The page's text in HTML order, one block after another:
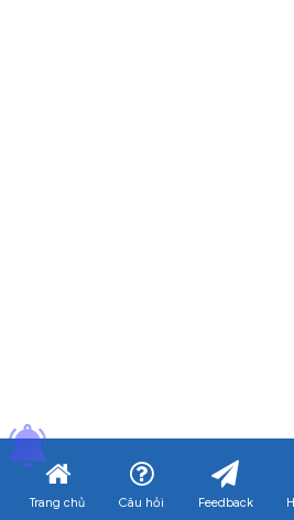
Trang chủ Câu hỏi Feedback